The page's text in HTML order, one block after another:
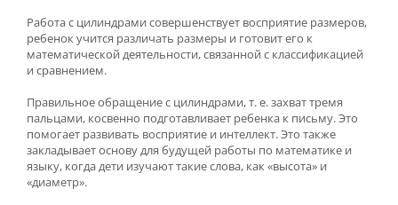
Работа с цилиндрами совершенствует восприятие размеров,
ребенок учится различать размеры и готовит его к
математической деятельности, связанной с классификацией
и сравнением.
Правильное обращение с цилиндрами, т. е. захват тремя
пальцами, косвенно подготавливает ребенка к письму. Это
помогает развивать восприятие и интеллект. Это также
закладывает основу для будущей работы по математике и
языку, когда дети изучают такие слова, как «высота» и
«диаметр».